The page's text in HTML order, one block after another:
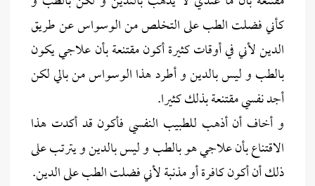
كأني فضلت الطب على التخلص من الوسواس عن طريق
الدين لأني في أوقات كثيرة أكون مقتنعة بأن علاجي يكون
بالطب و ليس بالدين و أطرد هذا الوسواس من بالي لكن
أجد نفسي مقتنعة بذلك كثيرا.
و أخاف أن أذهب للطبيب النفسي فأكون قد أكدت هذا
الاقتناع بأن علاجي هو بالطب و ليس بالدين و يترتب على
ذلك أن أكون كافرة أو مذنبة لأني فضلت الطب على الدين.